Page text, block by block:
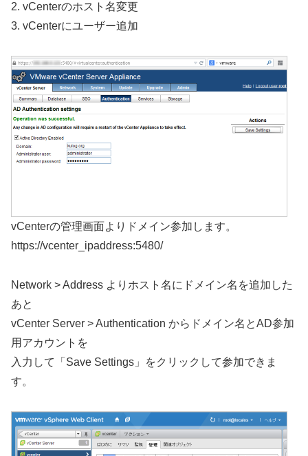
2. vCenterのホスト名変更
3. vCenterにユーザー追加
vCenterの管理画面よりドメイン参加します。
https://vcenter_ipaddress:5480/
Network > Address よりホスト名にドメイン名を追加した
あと
vCenter Server > Authentication からドメイン名とAD参加
用アカウントを
入力して「Save Settings」をクリックして参加できま
す。